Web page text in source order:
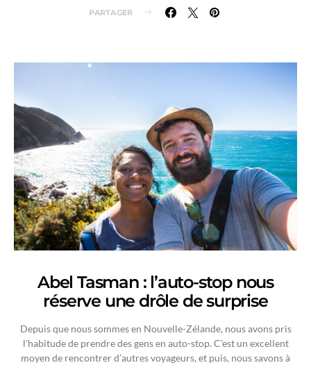
PARTAGER
Abel Tasman : l’auto-stop nous
réserve une drôle de surprise
Depuis que nous sommes en Nouvelle-Zélande, nous avons pris
l’habitude de prendre des gens en auto-stop. C’est un excellent
moyen de rencontrer d’autres voyageurs, et puis, nous savons à